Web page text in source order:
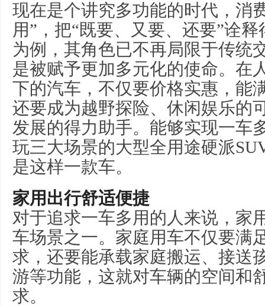
现在是个讲究多功能的时代，消
用”，把“既要、又要、还要”诠
为例，其角色已不再局限于传统
是被赋予更加多元化的使命。在
下的汽车，不仅要价格实惠，能
还要成为越野探险、休闲娱乐的
发展的得力助手。能够实现一车
玩三大场景的大型全用途硬派
是这样一款车。
家用出行舒适便捷
对于追求一车多用的人来说，家
车场景之一。家庭用车不仅要满
求，还要能承载家庭搬运、接送
游等功能，这就对车辆的空间和
求。